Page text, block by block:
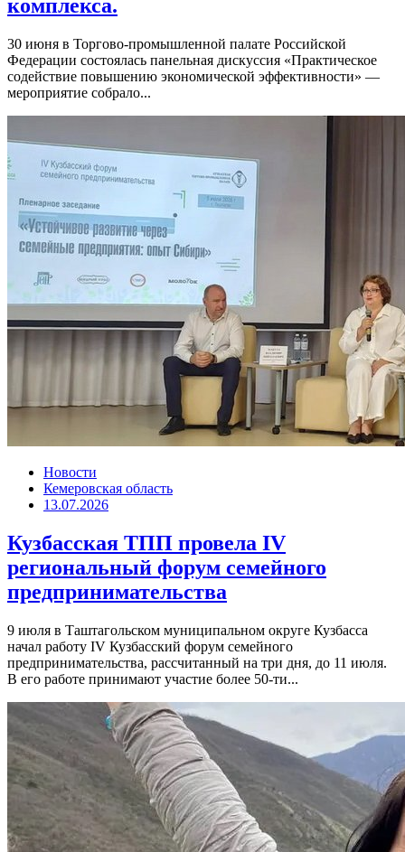
комплекса.
30 июня в Торгово-промышленной палате Российской
Федерации состоялась панельная дискуссия «Практическое
содействие повышению экономической эффективности» —
мероприятие собрало...
Новости
Кемеровская область
13.07.2026
Кузбасская ТПП провела IV
региональный форум семейного
предпринимательства
9 июля в Таштагольском муниципальном округе Кузбасса
начал работу IV Кузбасский форум семейного
предпринимательства, рассчитанный на три дня, до 11 июля.
В его работе принимают участие более 50-ти...